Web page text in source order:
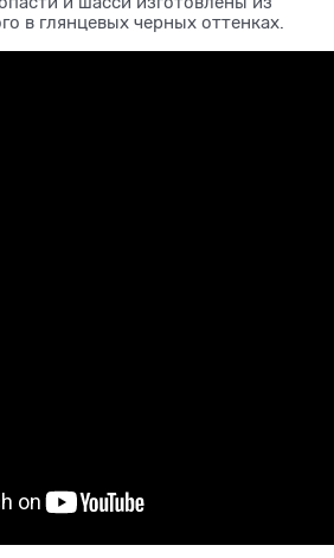
в глянцевых черных оттенках.